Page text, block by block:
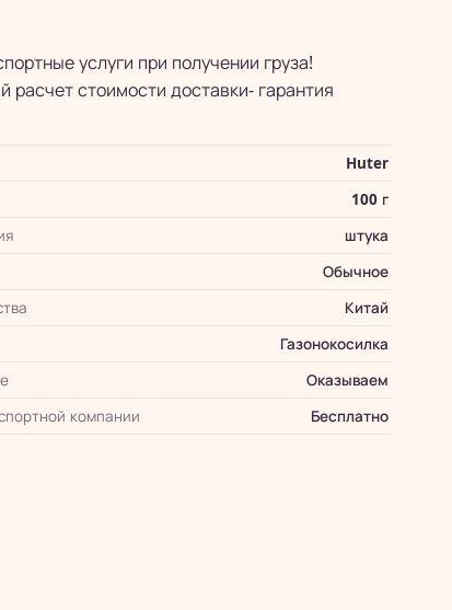
услуги при получении груза!
расчет стоимости доставки- гарантия
Huter
100 г
штука
Обычное
Китай
Газонокосилка
Оказываем
компании
Бесплатно